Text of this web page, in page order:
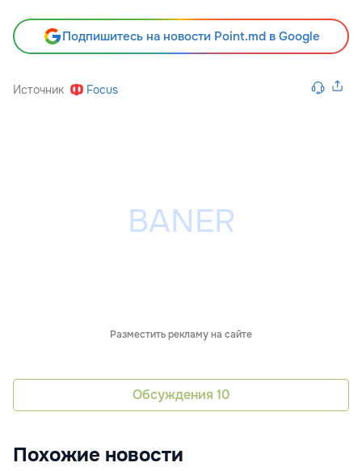
Подпишитесь на новости Point.md в Google
Источник Focus
Разместить рекламу на сайте
Обсуждения 10
Похожие новости